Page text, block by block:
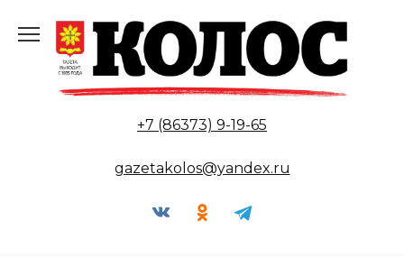
содержанию
+7 (86373) 9-19-65
gazetakolos@yandex.ru